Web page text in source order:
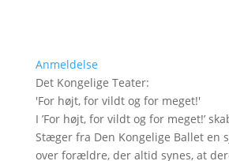
Anmeldelse
Det Kongelige Teater:
'For højt, for vildt og for meget!'
I ’For højt, for vildt og for meget!’
Stæger fra Den Kongelige Ballet en
over forældre, der altid synes, at